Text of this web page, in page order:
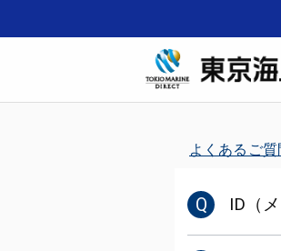
よくあるご質
Q ID（